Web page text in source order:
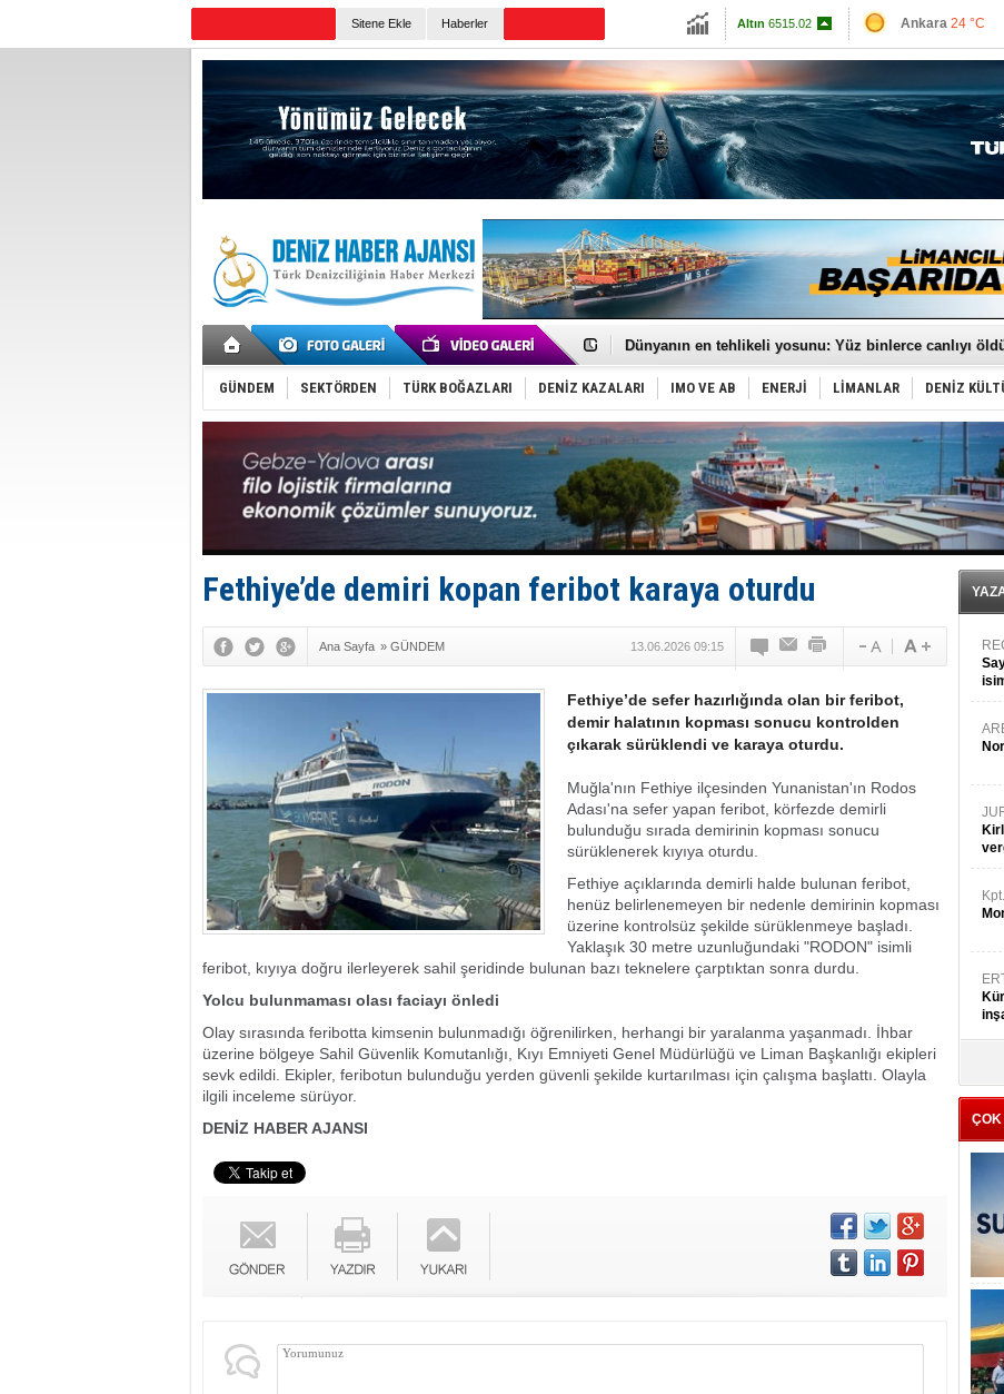
Sitene Ekle Haberler
Altın 6515.02
Euro55.0726
Ankara 24 °C
Antalya28 °C
Muğla 25 °C
Çanakkale 24
Baltık Denizi'nde tarih yazıldı!
Dünyanın en tehlikeli yosunu: Yüz binlerce canlıyı
Türk Loydu’na Süveyş tonaj yetkisi
Hüseyin Mengi: “Yapay Zekâ, Ustanın yerini alamaz”
Hat-San Tersanesi’nden yüzer havuza omurga: NB26
Med Marine’e yeni Römorkör!
KOSDER’den Karadeniz için ‘Çağrı’!
Kalyoncu’dan ‘Sefer’ kararı!
Tekne, su aldı: 100 yolcu, tahliye edildi
Bacasında yangın çıkan Tanker, demirletildi
Dışişleri Bakanlığı'ndan açıklama: "Takipteyiz"
Depo ve tekneler, alevlere teslim oldu
Kruvaziyer Şirketleri işte buralara ‘Yatırım’ yapıyor
SES Yachts’tan EPOQ 36!
GÜNDEM SEKTÖRDEN TÜRK BOĞAZLARI DENİZ KAZALARI IMO VE AB ENERJİ LİMANLAR DENİZ
Fethiye’de demiri kopan feribot karaya oturdu
Ana Sayfa » GÜNDEM 13.06.2026 09:15
Fethiye’de sefer hazırlığında olan bir feribot,
demir halatının kopması sonucu kontrolden
çıkarak sürüklendi ve karaya oturdu.
Muğla'nın Fethiye ilçesinden Yunanistan'ın Rodos
Adası'na sefer yapan feribot, körfezde demirli
bulunduğu sırada demirinin kopması sonucu
sürüklenerek kıyıya oturdu.
Fethiye açıklarında demirli halde bulunan feribot,
henüz belirlenemeyen bir nedenle demirinin kopması
üzerine kontrolsüz şekilde sürüklenmeye başladı.
Yaklaşık 30 metre uzunluğundaki "RODON" isimli
feribot, kıyıya doğru ilerleyerek sahil şeridinde bulunan bazı teknelere çarptıktan sonra durdu.
Yolcu bulunmaması olası faciayı önledi
Olay sırasında feribotta kimsenin bulunmadığı öğrenilirken, herhangi bir yaralanma yaşanmadı. İhbar
üzerine bölgeye Sahil Güvenlik Komutanlığı, Kıyı Emniyeti Genel Müdürlüğü ve Liman Başkanlığı ekipleri
sevk edildi. Ekipler, feribotun bulunduğu yerden güvenli şekilde kurtarılması için çalışma başlattı. Olayla
ilgili inceleme sürüyor.
DENİZ HABER AJANSI